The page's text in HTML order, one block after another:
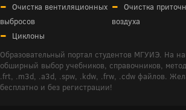
Очистка вентиляционных
выбросов
Очистка
воздуха
Циклоны
Образовательный портал студентов МГУИЭ. На
обширный выбор учебников, справочников,
.frt, .m3d, .a3d, .spw, .kdw, .frw, .cdw файлов.
бесплатно и без регистрации!